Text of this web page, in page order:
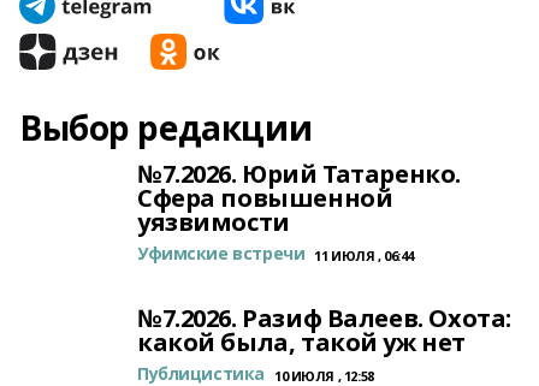
Выбор редакции
№7.2026. Юрий Татаренко.
Сфера повышенной
уязвимости
Уфимские встречи 11 ИЮЛЯ , 06:44
№7.2026. Разиф Валеев. Охота:
какой была, такой уж нет
Публицистика 10 ИЮЛЯ , 12:58